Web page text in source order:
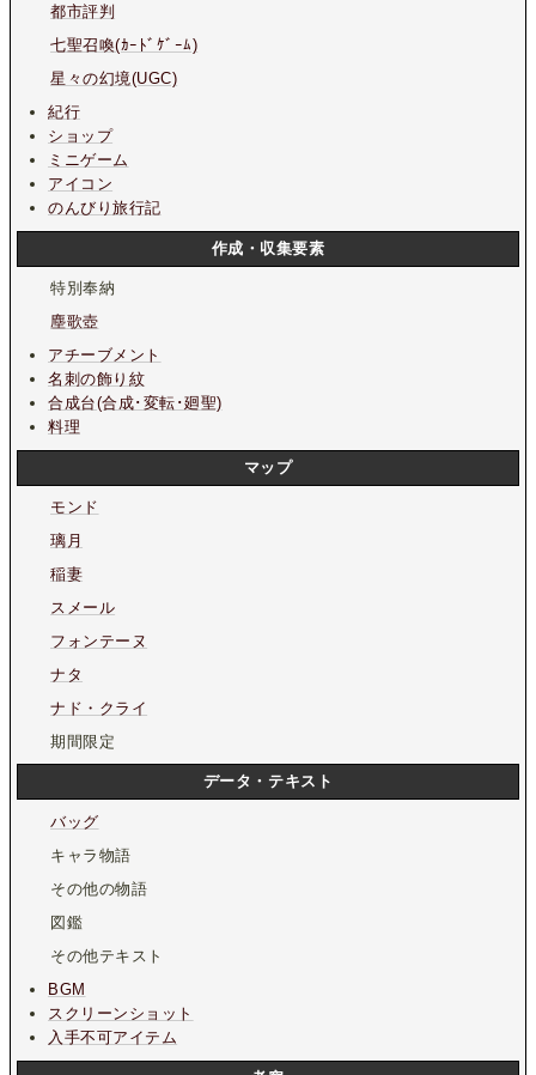
都市評判
七聖召喚(ｶｰﾄﾞｹﾞｰﾑ)
星々の幻境(UGC)
紀行
ショップ
ミニゲーム
アイコン
のんびり旅行記
作成・収集要素
特別奉納
塵歌壺
アチーブメント
名刺の飾り紋
合成台(合成･変転･廻聖)
料理
マップ
モンド
璃月
稲妻
スメール
フォンテーヌ
ナタ
ナド・クライ
期間限定
データ・テキスト
バッグ
キャラ物語
その他の物語
図鑑
その他テキスト
BGM
スクリーンショット
入手不可アイテム